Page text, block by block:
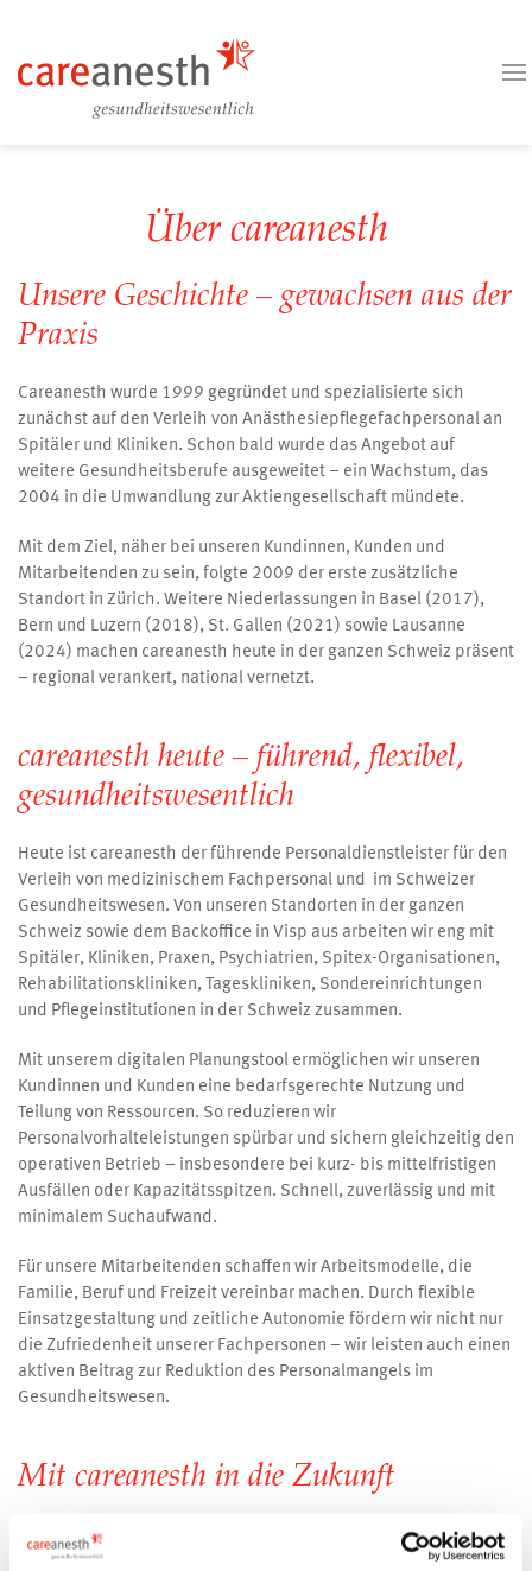
Über careanesth
Unsere Geschichte – gewachsen aus der
Praxis
Careanesth wurde 1999 gegründet und spezialisierte sich
zunächst auf den Verleih von Anästhesiepflegefachpersonal an
Spitäler und Kliniken. Schon bald wurde das Angebot auf
weitere Gesundheitsberufe ausgeweitet – ein Wachstum, das
2004 in die Umwandlung zur Aktiengesellschaft mündete.
Mit dem Ziel, näher bei unseren Kundinnen, Kunden und
Mitarbeitenden zu sein, folgte 2009 der erste zusätzliche
Standort in Zürich. Weitere Niederlassungen in Basel (2017),
Bern und Luzern (2018), St. Gallen (2021) sowie Lausanne
(2024) machen careanesth heute in der ganzen Schweiz präsent
– regional verankert, national vernetzt.
careanesth heute – führend, flexibel,
gesundheitswesentlich
Heute ist careanesth der führende Personaldienstleister für den
Verleih von medizinischem Fachpersonal und im Schweizer
Gesundheitswesen. Von unseren Standorten in der ganzen
Schweiz sowie dem Backoffice in Visp aus arbeiten wir eng mit
Spitäler, Kliniken, Praxen, Psychiatrien, Spitex-Organisationen,
Rehabilitationskliniken, Tageskliniken, Sondereinrichtungen
und Pflegeinstitutionen in der Schweiz zusammen.
Mit unserem digitalen Planungstool ermöglichen wir unseren
Kundinnen und Kunden eine bedarfsgerechte Nutzung und
Teilung von Ressourcen. So reduzieren wir
Personalvorhalteleistungen spürbar und sichern gleichzeitig den
operativen Betrieb – insbesondere bei kurz- bis mittelfristigen
Ausfällen oder Kapazitätsspitzen. Schnell, zuverlässig und mit
minimalem Suchaufwand.
Für unsere Mitarbeitenden schaffen wir Arbeitsmodelle, die
Familie, Beruf und Freizeit vereinbar machen. Durch flexible
Einsatzgestaltung und zeitliche Autonomie fördern wir nicht nur
die Zufriedenheit unserer Fachpersonen – wir leisten auch einen
aktiven Beitrag zur Reduktion des Personalmangels im
Gesundheitswesen.
Mit careanesth in die Zukunft
Anfang Oktober 2022 beteiligt sich die Schweizer INVISION an
der Careanesth AG. Dr. Alain Meyer bleibt substanziell beteiligt